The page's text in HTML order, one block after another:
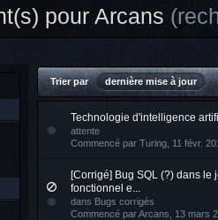
pour Arcans
Trier par dernière mise à jour
Technologie d'intelligence
attente
Commencé par Turing , 11 févr.
[Corrigé] Bug SQL (?) dans le
fonctionnel e...
dans Bugs corrigés
Commencé parArcans , 13 mars